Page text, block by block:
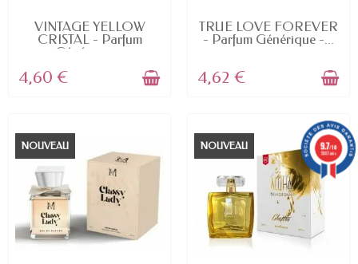
EN STOCK
VINTAGE YELLOW
CRISTAL - Parfum
Générique...
4,60 €
EN STOCK
TRUE LOVE FOREVER
- Parfum Générique -...
4,62 €
NOUVEAU NOUVEAU 9.7/10
5887 avis